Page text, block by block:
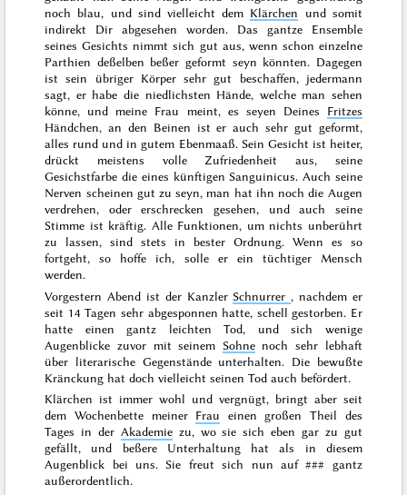
noch blau, und sind vielleicht dem Klärchen und somit
indirekt Dir abgesehen worden. Das gantze Ensemble
seines Gesichts nimmtsich gut aus, wenn schon einzelne
Parthien deßelben beßer geformt seyn könnten. Dagegen
ist sein übriger Körper sehr gut beschaffen, jedermann
sagt, er habe die niedlichsten Hände, welche man sehen
könne, und meine Frau meint, es seyen Deines Fritzes
Händchen, an den Beinen ist er auch sehr gut geformt,
alles rund und in gutem Ebenmaaß. Sein Gesicht ist heiter,
drückt meistens volle Zufriedenheit aus, seine
Gesichstfarbe die eines künftigen Sanguinicus. Auch seine
Nerven scheinen gut zu seyn, man hat ihn noch die Augen
verdrehen, oder erschrecken gesehen, und auch seine
Stimme ist kräftig. Alle Funktionen, um nichts unberührt
zu lassen, sind stets in bester Ordnung. Wenn es so
fortgeht, so hoffe ich, solle er ein tüchtiger Mensch
werden.
Vorgestern Abend ist der Kanzler Schnurrer , nachdem er
seit 14 Tagen sehr abgesponnen hatte, schell gestorben. Er
hatte einen gantz leichten Tod, und sich wenige
Augenblicke zuvor mitseinem Sohnenoch sehr lebhaft
über literarische Gegenstände unterhalten. Die bewußte
Kränckung hat doch vielleicht seinen Tod auch befördert.
Klärchen ist immer wohl und vergnügt, bringt aber seit
dem Wochenbette meiner Frau einen großen Theil des
Tages in der Akademiezu, wo sie sich eben gar zu gut
gefällt, und beßere Unterhaltung hat als in diesem
Augenblick bei uns. Sie freut sich nun auf### gantz
außerordentlich.